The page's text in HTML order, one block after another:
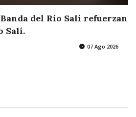
del Río Salí refuerzan
Salí.
07 Ago 2026